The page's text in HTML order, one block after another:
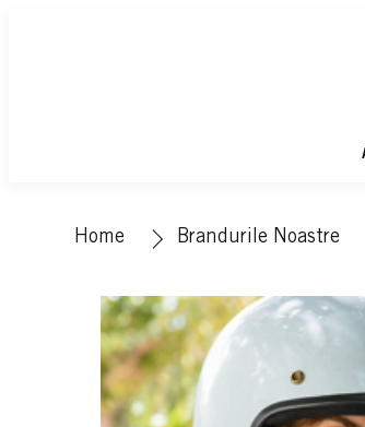
Home Brandurile Noastre